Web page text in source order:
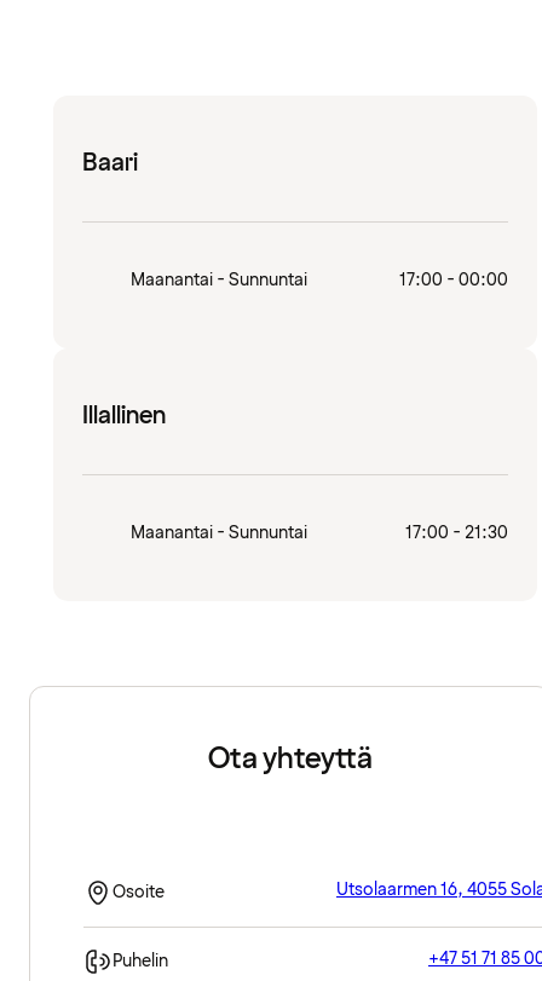
Baari
Maanantai - Sunnuntai 17:00 - 00:00
Illallinen
Maanantai - Sunnuntai 17:00 - 21:30
Ota yhteyttä
Osoite Utsolaarmen 16, 4055
Puhelin +47 51 71 85